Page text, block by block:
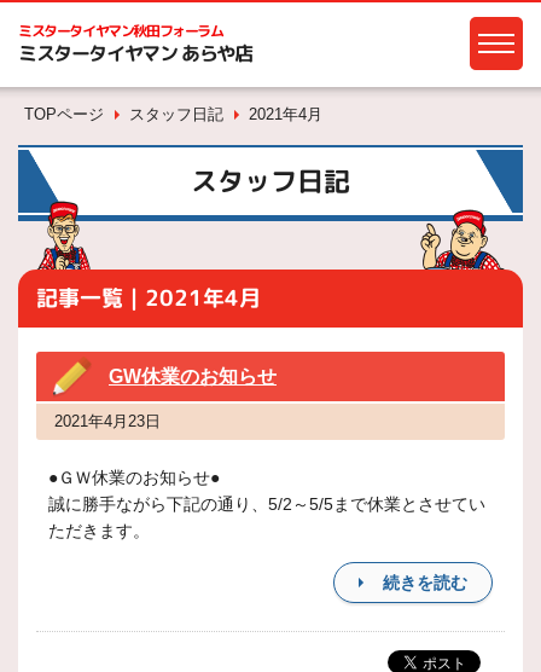
ミスタータイヤマン秋田フォーラム
ミスタータイヤマン あらや店
TOPページ スタッフ日記 2021年4月
スタッフ日記
記事一覧｜2021年4月
GW休業のお知らせ
2021年4月23日
●ＧＷ休業のお知らせ●
誠に勝手ながら下記の通り、5/2～5/5まで休業とさせてい
ただきます。
続きを読む